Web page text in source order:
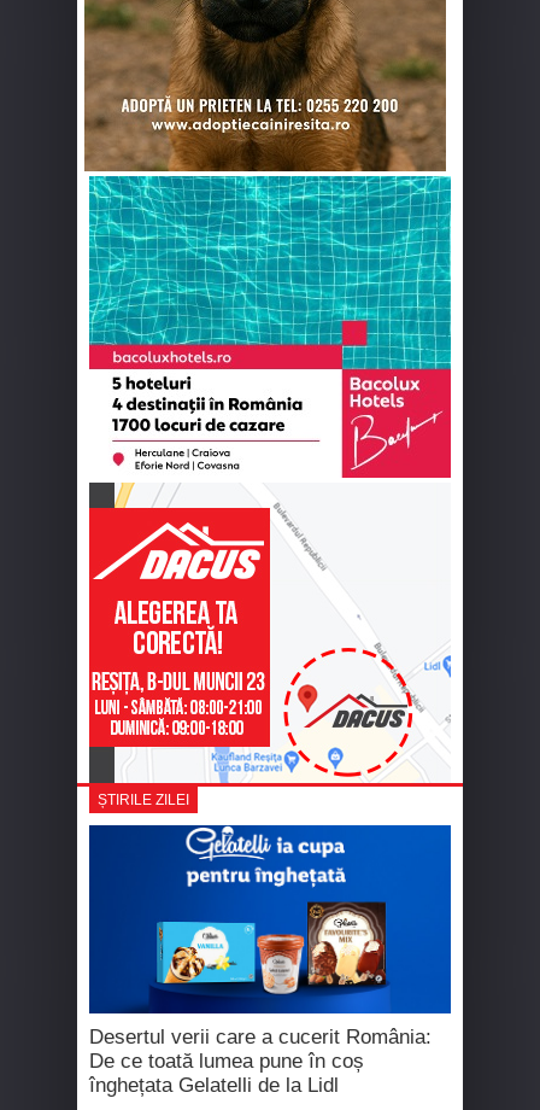
ȘTIRILE ZILEI
Desertul verii care a cucerit România:
De ce toată lumea pune în coș
înghețata Gelatelli de la Lidl